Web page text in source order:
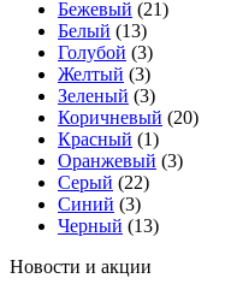
Бежевый (21)
Белый (13)
Голубой (3)
Желтый (3)
Зеленый (3)
Коричневый (20)
Красный (1)
Оранжевый (3)
Серый (22)
Синий (3)
Черный (13)
Новости и акции